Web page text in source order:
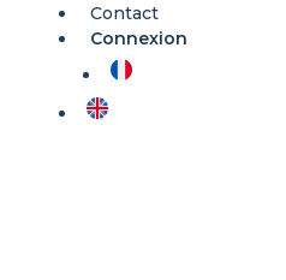
Contact
Connexion